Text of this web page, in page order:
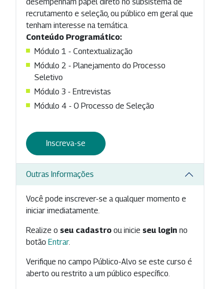
recrutamento e seleção, ou público em geral que
tenham interesse na temática.
Conteúdo Programático:
Módulo 1 - Contextualização
Módulo 2 - Planejamento do Processo
Seletivo
Módulo 3 - Entrevistas
Módulo 4 - O Processo de Seleção
Inscreva-se
Outras Informações
Você pode inscrever-se a qualquer momento e
iniciar imediatamente.
Realize o seu cadastro ou inicie seu login no
botão Entrar.
Verifique no campo Público-Alvo se este curso é
aberto ou restrito a um público específico.